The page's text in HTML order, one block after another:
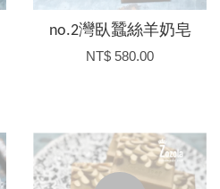
no.2灣臥蠶絲羊奶皂
NT$ 580.00